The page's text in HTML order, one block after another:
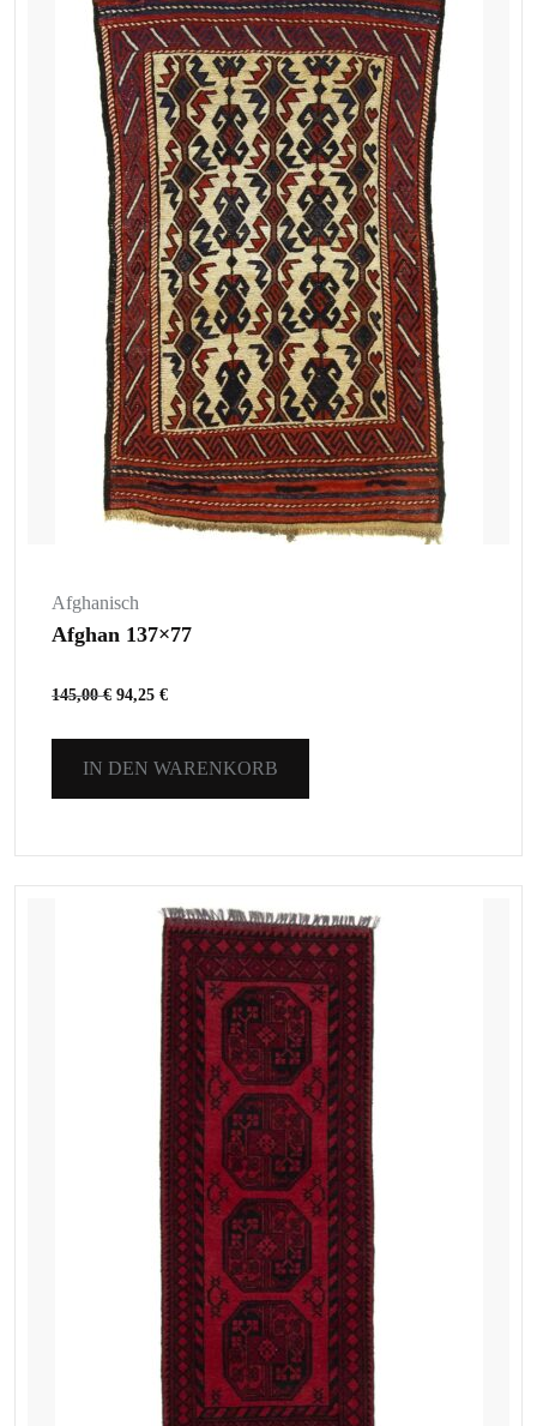
Afghanisch
Afghan 137×77
145,00€ 94,25 €
IN DEN WARENKORB